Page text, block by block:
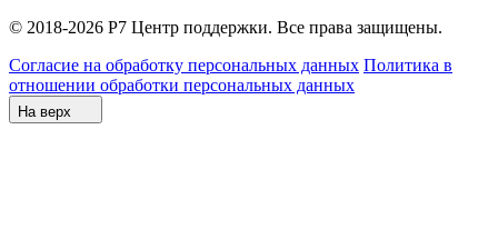
© 2018-2026 Р7 Центр поддержки. Все права защищены.
Согласие на обработку персональных данных Политика в
отношении обработки персональных данных
На верх